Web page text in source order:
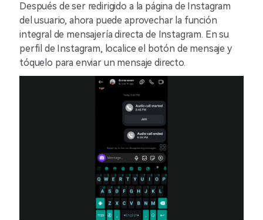
Después de ser redirigido a la página de Instagram
del usuario, ahora puede aprovechar la función
integral de mensajería directa de Instagram. En su
perfil de Instagram, localice el botón de mensaje y
tóquelo para enviar un mensaje directo.